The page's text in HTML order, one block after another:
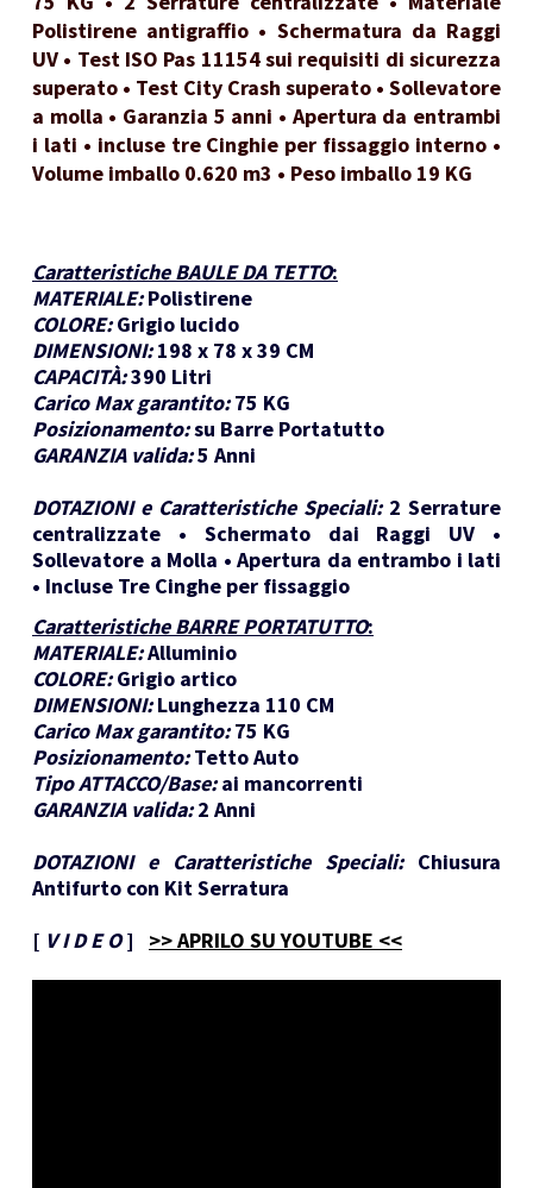
Polistirene antigraffio • Schermatura da Raggi
UV • Test ISO Pas 11154 sui requisiti di sicurezza
superato • Test City Crash superato • Sollevatore
a molla • Garanzia 5 anni • Apertura da entrambi
i lati • incluse tre Cinghie per fissaggio interno •
Volume imballo 0.620 m3 • Peso imballo 19 KG
Caratteristiche BAULE DA TETTO:
MATERIALE: Polistirene
COLORE: Grigio lucido
DIMENSIONI: 198 x 78 x 39 CM
CAPACITÀ:390 Litri
Carico Max garantito: 75 KG
Posizionamento:su Barre Portatutto
GARANZIA valida:5 Anni
DOTAZIONI e Caratteristiche Speciali: 2 Serrature
centralizzate • Schermato dai Raggi UV •
Sollevatore a Molla • Apertura da entrambo i lati
• Incluse Tre Cinghe per fissaggio
Caratteristiche BARRE PORTATUTTO:
MATERIALE:Alluminio
COLORE: Grigio artico
DIMENSIONI: Lunghezza 110 CM
Carico Max garantito: 75 KG
Posizionamento: Tetto Auto
Tipo ATTACCO/Base: ai mancorrenti
GARANZIA valida: 2 Anni
DOTAZIONI e Caratteristiche Speciali: Chiusura
Antifurto con Kit Serratura
[ V I D E O] >> APRILO SU YOUTUBE <<